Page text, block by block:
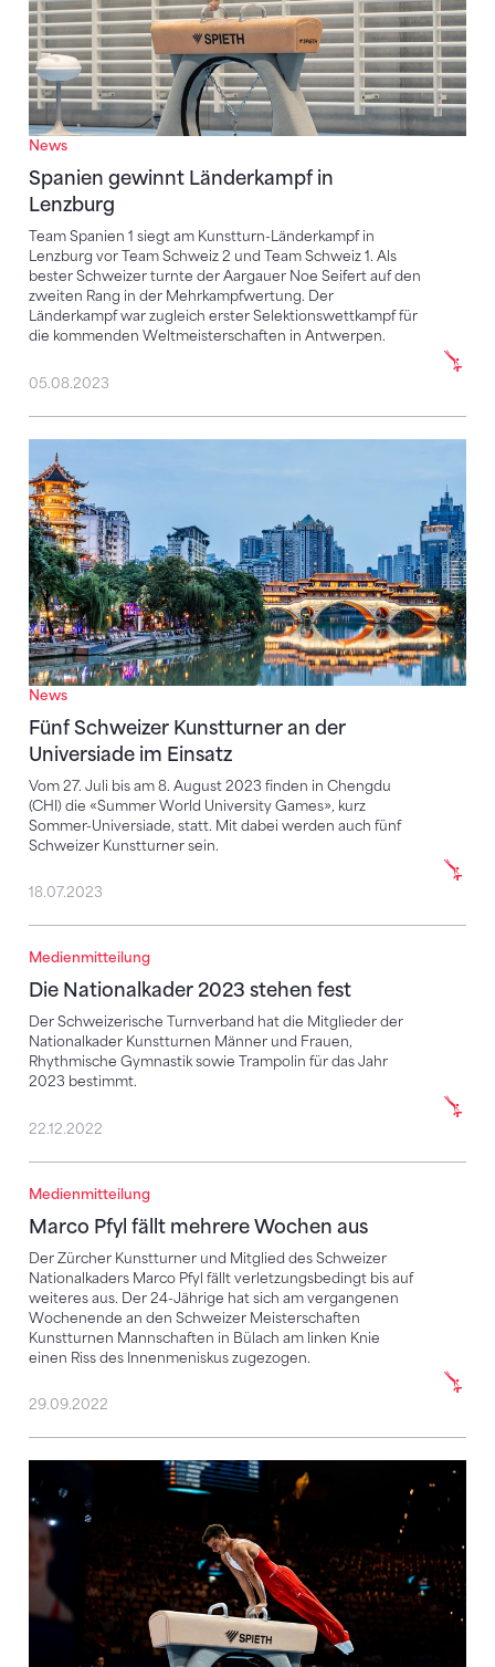
News
Spanien gewinnt Länderkampf in
Lenzburg
Team Spanien 1 siegt am Kunstturn-Länderkampf in
Lenzburg vor Team Schweiz 2 und Team Schweiz 1. Als
bester Schweizer turnte der Aargauer Noe Seifert auf den
zweiten Rang in der Mehrkampfwertung. Der
Länderkampf war zugleich erster Selektionswettkampf für
die kommenden Weltmeisterschaften in Antwerpen.
05.08.2023
News
Fünf Schweizer Kunstturner an der
Universiade im Einsatz
Vom 27. Juli bis am 8. August 2023 finden in Chengdu
(CHI) die «Summer World University Games», kurz
Sommer-Universiade, statt. Mit dabei werden auch fünf
Schweizer Kunstturner sein.
Fünf Schweizer Kunstturner an der Universiade im
18.07.2023
Medienmitteilung
Die Nationalkader 2023 stehen fest
Der Schweizerische Turnverband hat die Mitglieder der
Nationalkader Kunstturnen Männer und Frauen,
Rhythmische Gymnastik sowie Trampolin für das Jahr
2023 bestimmt.
Die Nationalkader 2023 stehen fest
22.12.2022
Medienmitteilung
Marco Pfyl fällt mehrere Wochen aus
Der Zürcher Kunstturner und Mitglied des Schweizer
Nationalkaders Marco Pfyl fällt verletzungsbedingt bis auf
weiteres aus. Der 24-Jährige hat sich am vergangenen
Wochenende an den Schweizer Meisterschaften
Kunstturnen Mannschaften in Bülach am linken Knie
einen Riss des Innenmeniskus zugezogen.
Marco Pfyl fällt mehrere Wochen aus
29.09.2022
Schweiz turnt im Teamfinal auf Rang 4